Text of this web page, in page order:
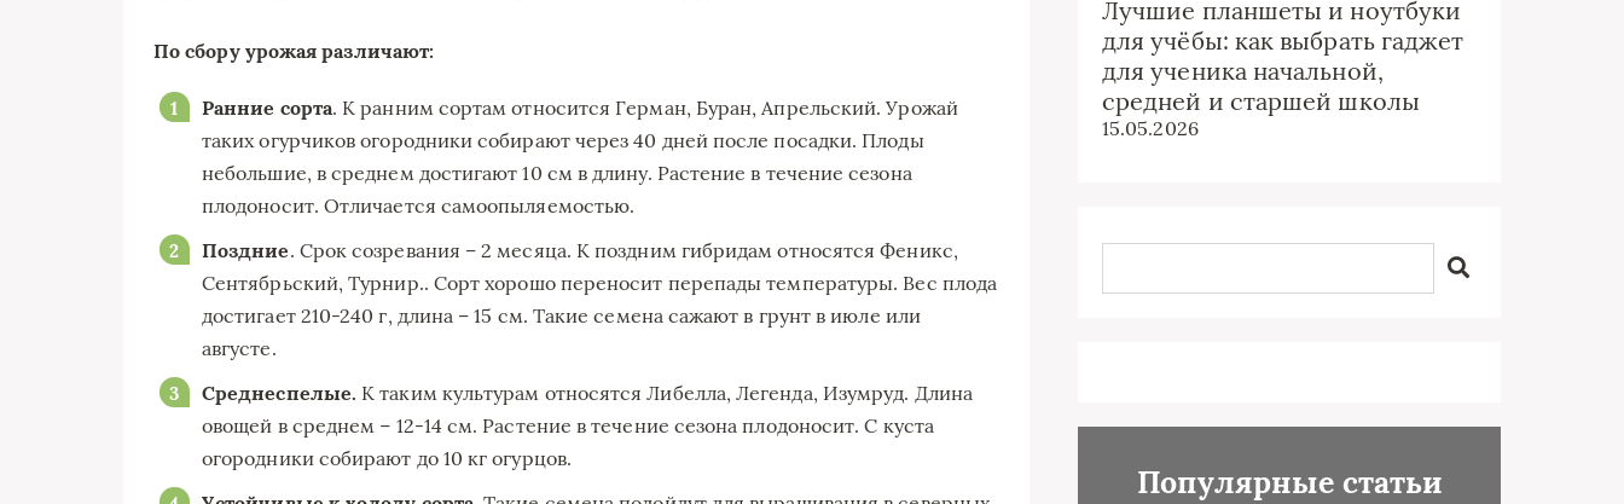
По сбору урожая различают:
Ранние сорта. К ранним сортам относится Герман, Буран, Апрельский. Урожай
таких огурчиков огородники собирают через 40 дней после посадки. Плоды
небольшие, в среднем достигают 10 см в длину. Растение в течение сезона
плодоносит. Отличается самоопыляемостью.
Поздние. Срок созревания – 2 месяца. К поздним гибридам относятся Феникс,
Сентябрьский, Турнир.. Сорт хорошо переносит перепады температуры. Вес плода
достигает 210-240 г, длина – 15 см. Такие семена сажают в грунт в июле или
августе.
Среднеспелые. К таким культурам относятся Либелла, Легенда, Изумруд. Длина
овощей в среднем – 12-14 см. Растение в течение сезона плодоносит. С куста
огородники собирают до 10 кг огурцов.
Лучшие планшеты и ноутбуки
для учёбы: как выбрать гаджет
для ученика начальной,
средней и старшей школы
15.05.2026
Популярные статьи